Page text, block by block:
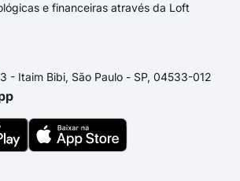
e financeiras através da Loft
- Itaim Bibi, São Paulo - SP, 04533-012